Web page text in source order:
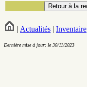
| Actualités | Inventaire
Dernière mise à jour: le 30/11/2023